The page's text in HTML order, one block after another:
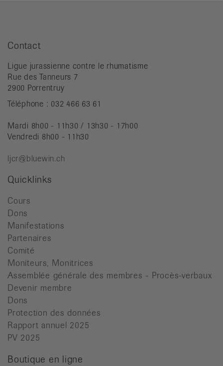
Contact
Ligue jurassienne contre le rhumatisme
Rue des Tanneurs 7
2900 Porrentruy
Téléphone : 032 466 63 61
Mardi 8h00 - 11h30 / 13h30 - 17h00
Vendredi 8h00 - 11h30
ljcr@bluewin.ch
Quicklinks
Cours
Dons
Manifestations
Partenaires
Comité
Moniteurs, Monitrices
Assemblée générale des membres - Procès-verbaux
Devenir membre
Dons
Protection des données
Rapport annuel 2025
PV 2025
Boutique en ligne